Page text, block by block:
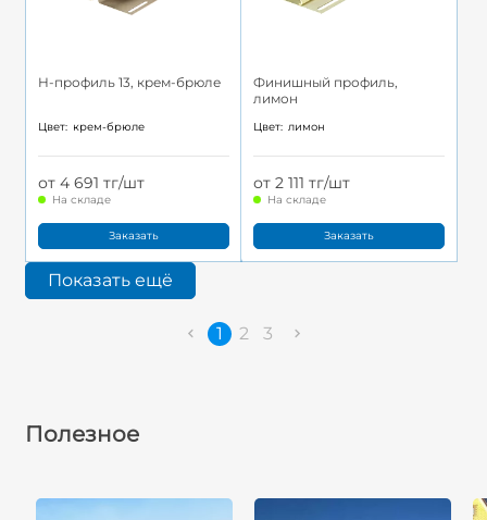
H-профиль 13, крем-брюле
Цвет: крем-брюле
от 4 691 тг/шт
На складе
Заказать
Финишный профиль,
лимон
Цвет: лимон
от 2 111 тг/шт
На складе
Заказать
Показать ещё
1 2 3
Полезное